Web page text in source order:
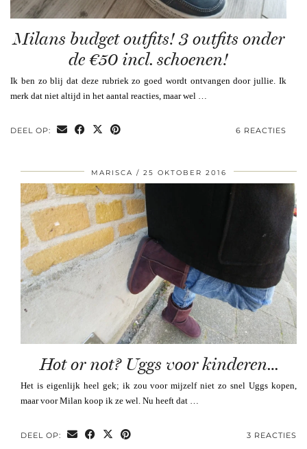
Milans budget outfits! 3 outfits onder
de €50 incl. schoenen!
Ik ben zo blij dat deze rubriek zo goed wordt ontvangen door jullie. Ik
merk dat niet altijd in het aantal reacties, maar wel …
DEEL OP: 6 REACTIES
MARISCA 25 OKTOBER 2016
Hot or not? Uggs voor kinderen…
Het is eigenlijk heel gek; ik zou voor mijzelf niet zo snel Uggs kopen,
maar voor Milan koop ik ze wel. Nu heeft dat …
DEEL OP: 3 REACTIES